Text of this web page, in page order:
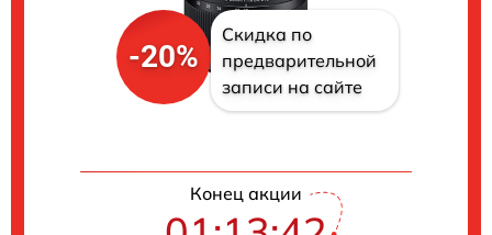
-20%
Скидка по
предварительной
записи на сайте
Конец акции